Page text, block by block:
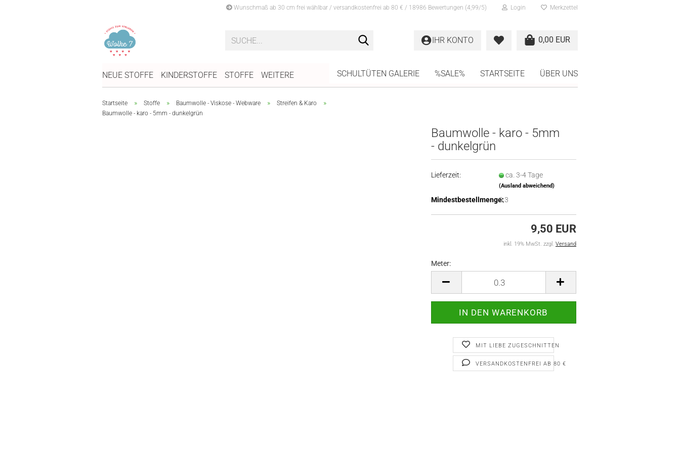
Wunschmaß ab 30 cm frei wählbar / versandkostenfrei ab 80 € / 18986 Bewertungen (4,99/5) Login Merkzettel
0,00 EUR
IHR KONTO
NEUE STOFFE KINDERSTOFFE STOFFE SCHULTÜTEN GALERIE %SALE% STARTSEITE ÜBER UNS
WEITERE
Startseite » Stoffe » Baumwolle - Viskose - Webware » Streifen & Karo »
Baumwolle - karo - 5mm - dunkelgrün
Baumwolle - karo - 5mm
- dunkelgrün
Lieferzeit: ca. 3-4 Tage
(Ausland abweichend)
Mindestbestellmenge:0,3
9,50 EUR
inkl. 19% MwSt. zzgl. Versand
Meter:
Meter
MIT LIEBE ZUGESCHNITTEN
VERSANDKOSTENFREI AB 80 €